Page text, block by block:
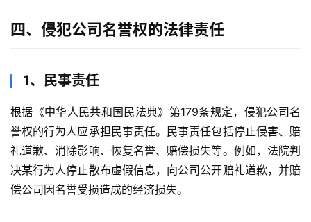
四、侵犯公司名誉权的法律责任
1、民事责任
根据《中华人民共和国民法典》第179条规定，侵犯公司名
誉权的行为人应承担民事责任。民事责任包括停止侵害、赔
礼道歉、消除影响、恢复名誉、赔偿损失等。例如，法院判
决某行为人停止散布虚假信息，向公司公开赔礼道歉，并赔
偿公司因名誉受损造成的经济损失。